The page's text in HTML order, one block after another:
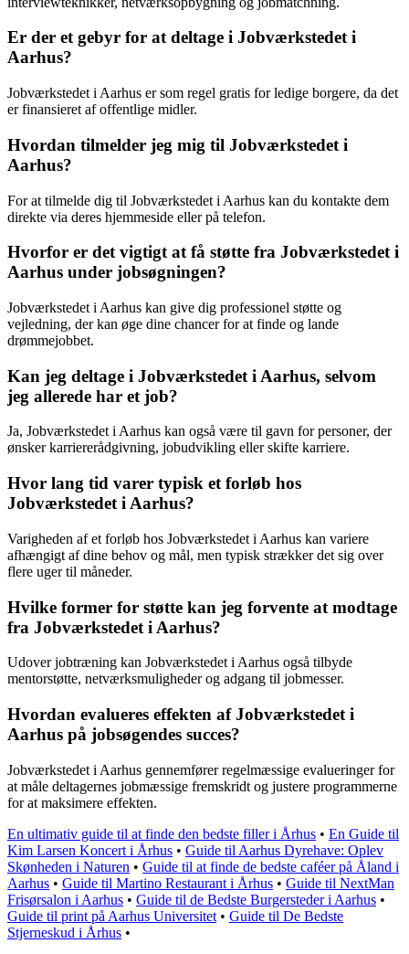
Er der et gebyr for at deltage i Jobværkstedet i
Aarhus?
Jobværkstedet i Aarhus er som regel gratis for ledige borgere, da det
er finansieret af offentlige midler.
Hvordan tilmelder jeg mig til Jobværkstedet i
Aarhus?
For at tilmelde dig til Jobværkstedet i Aarhus kan du kontakte dem
direkte via deres hjemmeside eller på telefon.
Hvorfor er det vigtigt at få støtte fra Jobværkstedet i
Aarhus under jobsøgningen?
Jobværkstedet i Aarhus kan give dig professionel støtte og
vejledning, der kan øge dine chancer for at finde og lande
drømmejobbet.
Kan jeg deltage i Jobværkstedet i Aarhus, selvom
jeg allerede har et job?
Ja, Jobværkstedet i Aarhus kan også være til gavn for personer, der
ønsker karriererådgivning, jobudvikling eller skifte karriere.
Hvor lang tid varer typisk et forløb hos
Jobværkstedet i Aarhus?
Varigheden af et forløb hos Jobværkstedet i Aarhus kan variere
afhængigt af dine behov og mål, men typisk strækker det sig over
flere uger til måneder.
Hvilke former for støtte kan jeg forvente at modtage
fra Jobværkstedet i Aarhus?
Udover jobtræning kan Jobværkstedet i Aarhus også tilbyde
mentorstøtte, netværksmuligheder og adgang til jobmesser.
Hvordan evalueres effekten af Jobværkstedet i
Aarhus på jobsøgendes succes?
Jobværkstedet i Aarhus gennemfører regelmæssige evalueringer for
at måle deltagernes jobmæssige fremskridt og justere programmerne
for at maksimere effekten.
En ultimativ guide til at finde den bedste filler i Århus • En Guide til
Kim Larsen Koncert i Århus • Guide til Aarhus Dyrehave: Oplev
Skønheden i Naturen • Guide til at finde de bedste caféer på Åland i
Aarhus • Guide til Martino Restaurant i Århus • Guide til NextMan
Frisørsalon i Aarhus • Guide til de Bedste Burgersteder i Aarhus •
Guide til print på Aarhus Universitet • Guide til De Bedste
Stjerneskud i Århus •